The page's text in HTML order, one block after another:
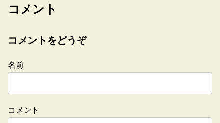
コメント
コメントをどうぞ
名前
コメント